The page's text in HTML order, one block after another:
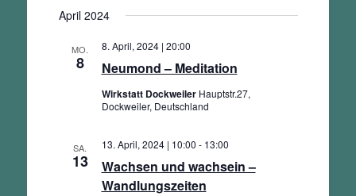
April 2024
MO.
8 Neumond – Meditation
8. April, 2024 | 20:00
Wirkstatt Dockweiler Hauptstr.27,
Dockweiler, Deutschland
SA.
13
Wachsen und wachsein –
Wandlungszeiten
13. April, 2024 | 10:00 - 13:00